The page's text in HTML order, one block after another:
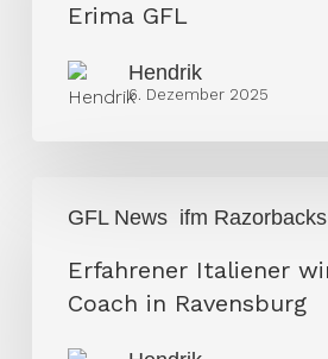
Erima GFL
Hendrik
6. Dezember 2025
GFL News ifm Razorbacks
Italiener
Erfahrener Italiener
Coach in Ravensburg